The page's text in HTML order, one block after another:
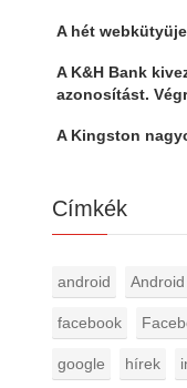
A hét
A K&H Bank
azonosítást.
A Kingston
Címkék
android
facebook
google hírek